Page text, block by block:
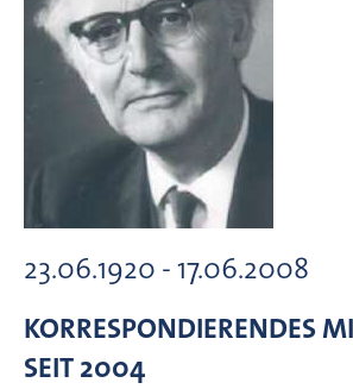
23.06.1920 - 17.06.2008
KORRESPONDIERENDES
SEIT 2004